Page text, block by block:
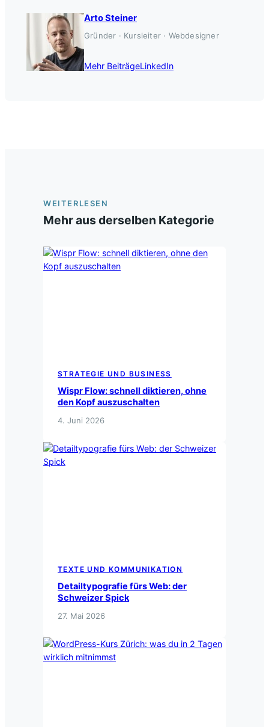
Arto Steiner
Gründer · Kursleiter · Webdesigner
Mehr BeiträgeLinkedIn
WEITERLESEN
Mehr aus derselben Kategorie
STRATEGIE UND BUSINESS
Wispr Flow: schnell diktieren, ohne
den Kopf auszuschalten
4. Juni 2026
TEXTE UND KOMMUNIKATION
Detailtypografie fürs Web: der
Schweizer Spick
27. Mai 2026